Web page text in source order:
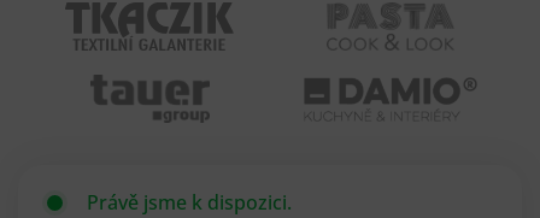
Právě jsme k dispozici.